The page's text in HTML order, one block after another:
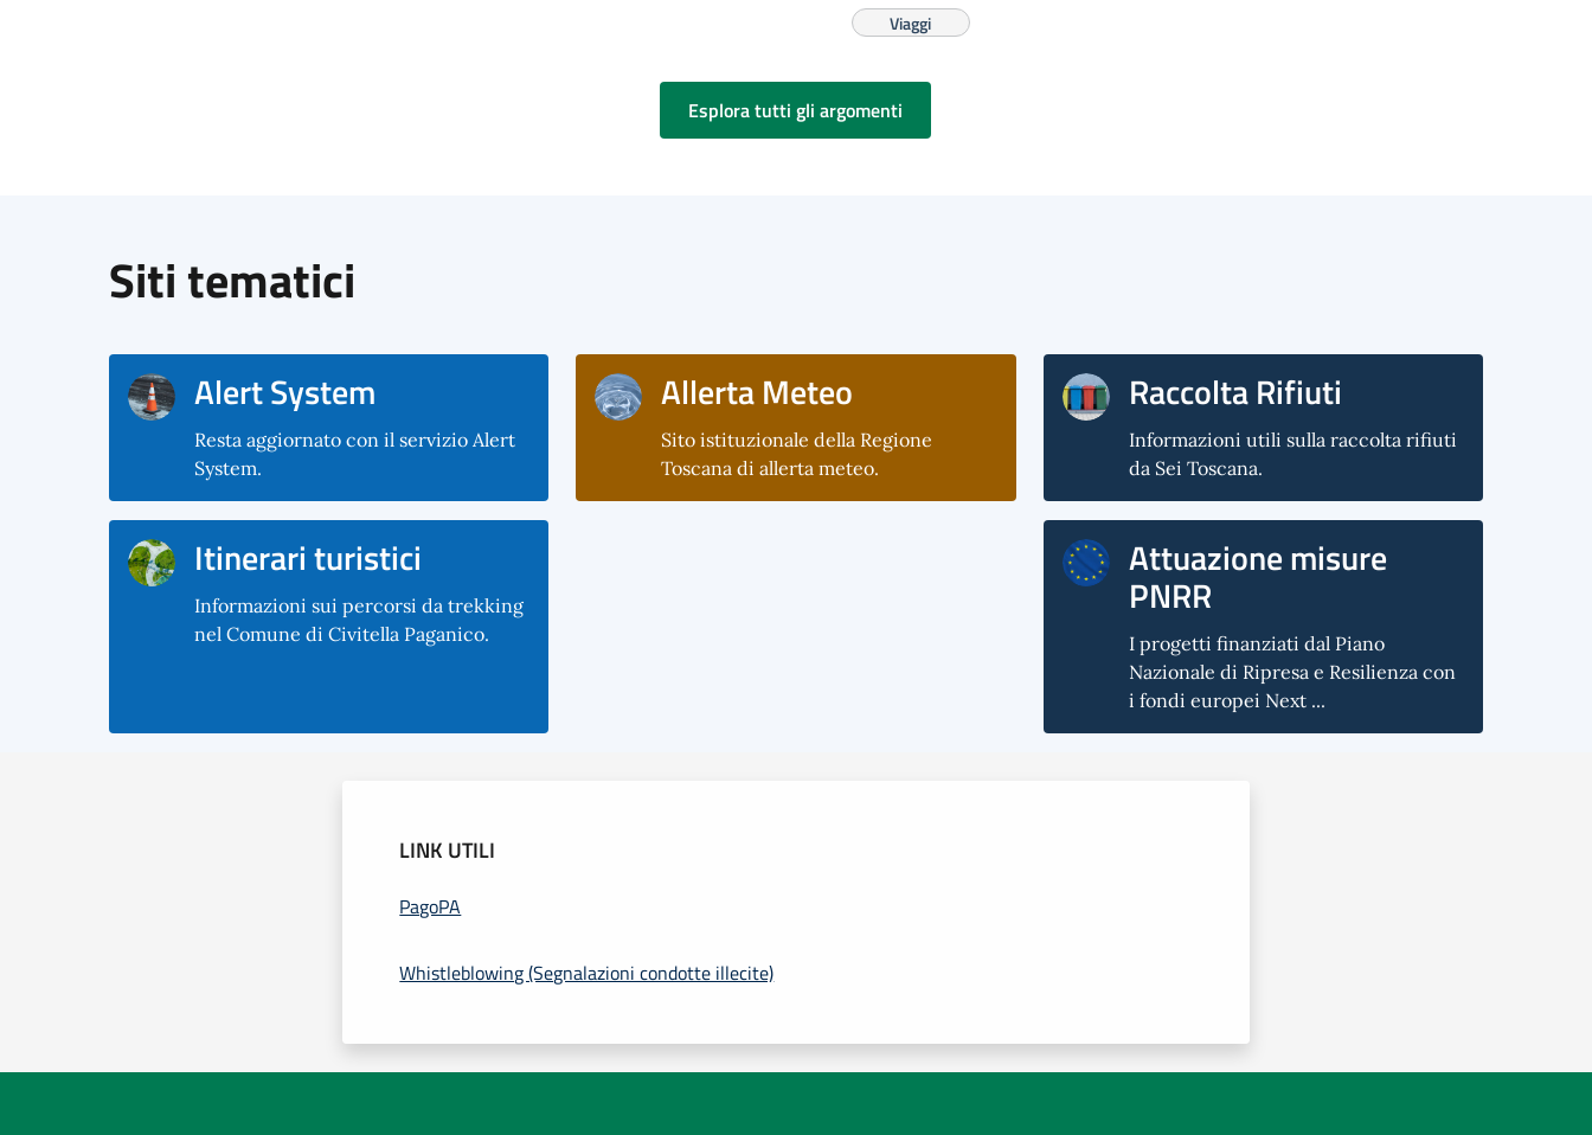
Viaggi
Esplora tutti gli argomenti
Siti tematici
Alert System
Resta aggiornato con il servizio Alert
System.
Allerta Meteo
Sito istituzionale della Regione
Toscana di allerta meteo.
Raccolta Rifiuti
Informazioni utili sulla raccolta rifiuti
da Sei Toscana.
Itinerari turistici
Informazioni sui percorsi da trekking
nel Comune di Civitella Paganico.
Attuazione misure
PNRR
I progetti finanziati dal Piano
Nazionale di Ripresa e Resilienza con
i fondi europei Next ...
LINK UTILI
PagoPA
Whistleblowing (Segnalazioni condotte illecite)